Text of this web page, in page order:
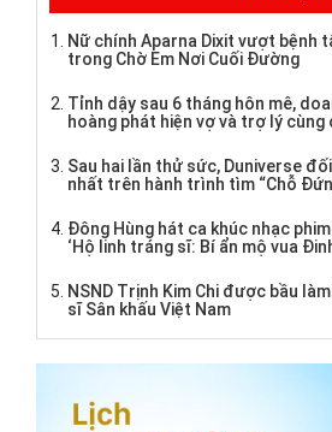
Nữ chính Aparna Dixit vượt bệnh
trong Chờ Em Nơi Cuối Đường
Tỉnh dậy sau 6 tháng hôn mê,
hoàng phát hiện vợ và trợ lý cùng
Sau hai lần thử sức, Duniverse
nhất trên hành trình tìm “Chỗ
Đông Hùng hát ca khúc nhạc
‘Hộ linh tráng sĩ: Bí ẩn mộ vua
NSND Trịnh Kim Chi được bầu
sĩ Sân khấu Việt Nam